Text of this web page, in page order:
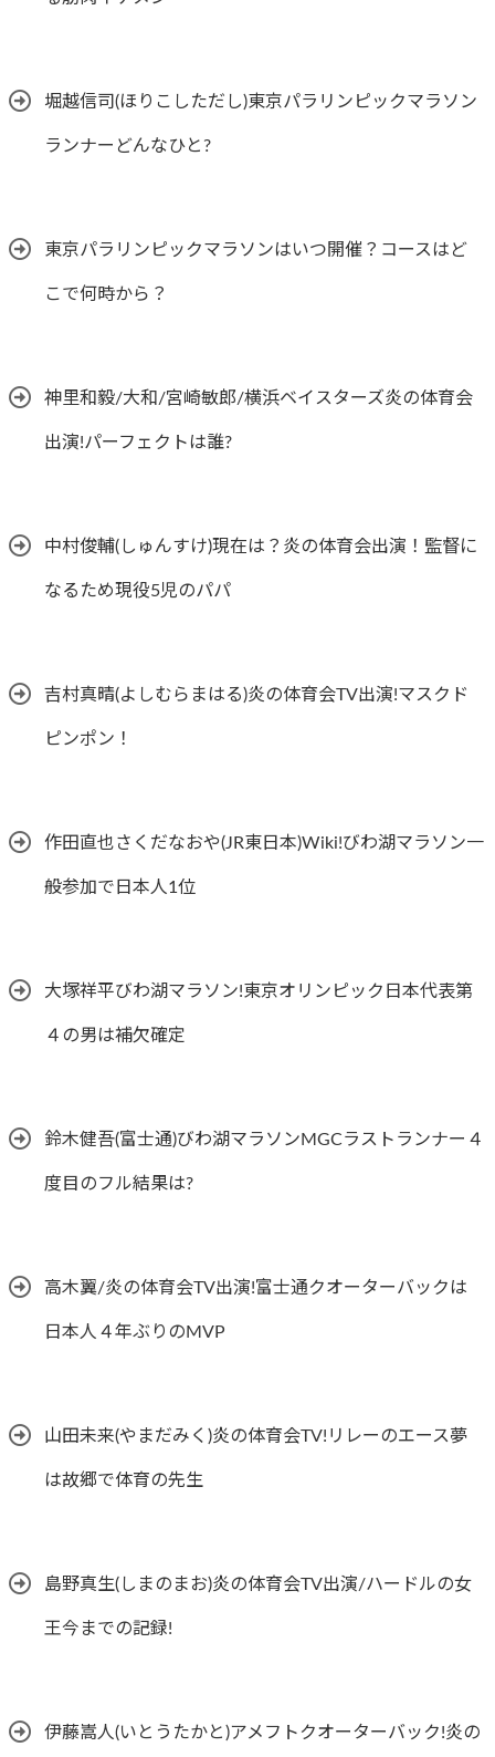
堀越信司(ほりこしただし)東京パラリンピックマラソン
ランナーどんなひと?
東京パラリンピックマラソンはいつ開催？コースはど
こで何時から？
神里和毅/大和/宮崎敏郎/横浜ベイスターズ炎の体育会
出演!パーフェクトは誰?
中村俊輔(しゅんすけ)現在は？炎の体育会出演！監督に
なるため現役5児のパパ
吉村真晴(よしむらまはる)炎の体育会TV出演!マスクド
ピンポン！
作田直也さくだなおや(JR東日本)Wiki!びわ湖マラソン一
般参加で日本人1位
大塚祥平びわ湖マラソン!東京オリンピック日本代表第
４の男は補欠確定
鈴木健吾(富士通)びわ湖マラソンMGCラストランナー４
度目のフル結果は?
高木翼/炎の体育会TV出演!富士通クオーターバックは
日本人４年ぶりのMVP
山田未来(やまだみく)炎の体育会TV!リレーのエース夢
は故郷で体育の先生
島野真生(しまのまお)炎の体育会TV出演/ハードルの女
王今までの記録!
伊藤嵩人(いとうたかと)アメフトクオーターバック!炎の